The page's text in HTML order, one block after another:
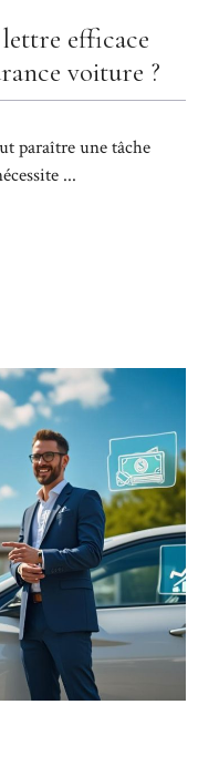
efficace
voiture ?
paraître une tâche
...